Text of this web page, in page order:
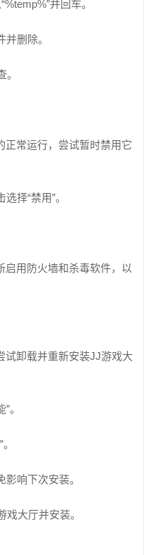
并回车。
删除。
正常运行，尝试暂时禁用它
择“禁用”。
启用防火墙和杀毒软件，以
试卸载并重新安装JJ游戏大
。
响下次安装。
大厅并安装。